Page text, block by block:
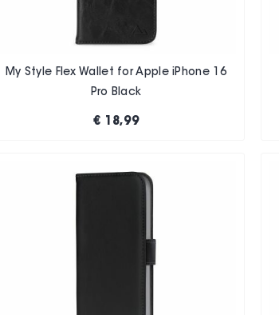
My Style Flex Wallet for Apple iPhone 16
Pro Black
€ 18,99